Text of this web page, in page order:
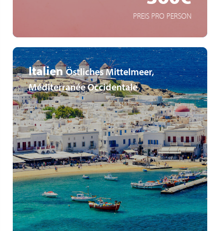
PREIS PRO PERSON
Italien Östliches Mittelmeer,
Méditerranée Occidentale
Getränkepaket "EASY" inklusive
Trauminsel Mykonos
türkische Ägäisküste
MEHR ERFAHREN